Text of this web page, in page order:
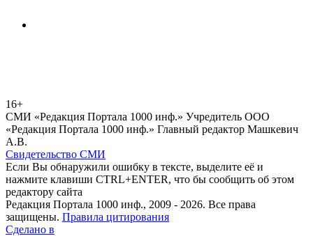
16+
СМИ «Редакция Портала 1000 инф.» Учредитель ООО
«Редакция Портала 1000 инф.» Главный редактор Машкевич
А.В.
Свидетельство СМИ
Если Вы обнаружили ошибку в тексте, выделите её и
нажмите клавиши CTRL+ENTER, что бы сообщить об этом
редактору сайта
Редакция Портала 1000 инф., 2009 - 2026. Все права
защищены. Правила цитирования
Сделано в